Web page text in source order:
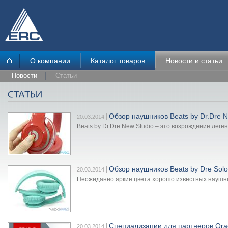
О компании Каталог товаров Новости и статьи
Новости Статьи
20.03.2014 Обзор наушников Beats by Dr.Dre
Beats by Dr.Dre New Studio – это возрождение
20.03.2014 Обзор наушников Beats by Dre
Неожиданно яркие цвета хорошо известных
20.03.2014 Специализации для партнеров